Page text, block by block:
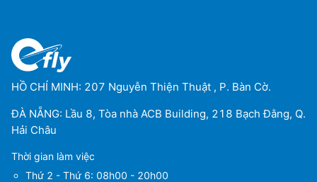
Sân bay Erzurum
Sân bay Esenboga
Sân bay Sanliurfa
Sân bay Oguzeli
HỒ CHÍ MINH: 207 Nguyễn Thiện Thuật , P. Bàn Cờ.
ĐÀ NẴNG: Lầu 8, Tòa nhà ACB Building, 218 Bạch Đằng, Q.
Hải Châu
Thời gian làm việc
Thứ 2 - Thứ 6: 08h00 - 20h00